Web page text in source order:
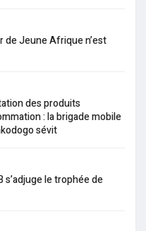
de Jeune Afrique n’est
des produits
: la brigade mobile
sévit
s’adjuge le trophée de